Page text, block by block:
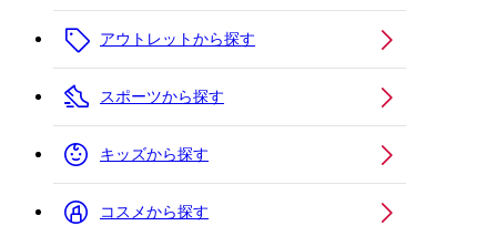
アウトレットから探す
スポーツから探す
キッズから探す
コスメから探す